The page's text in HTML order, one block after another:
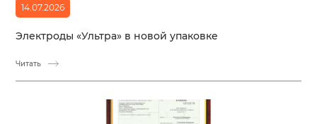
14.07.2026
Электроды «Ультра» в новой упаковке
Читать